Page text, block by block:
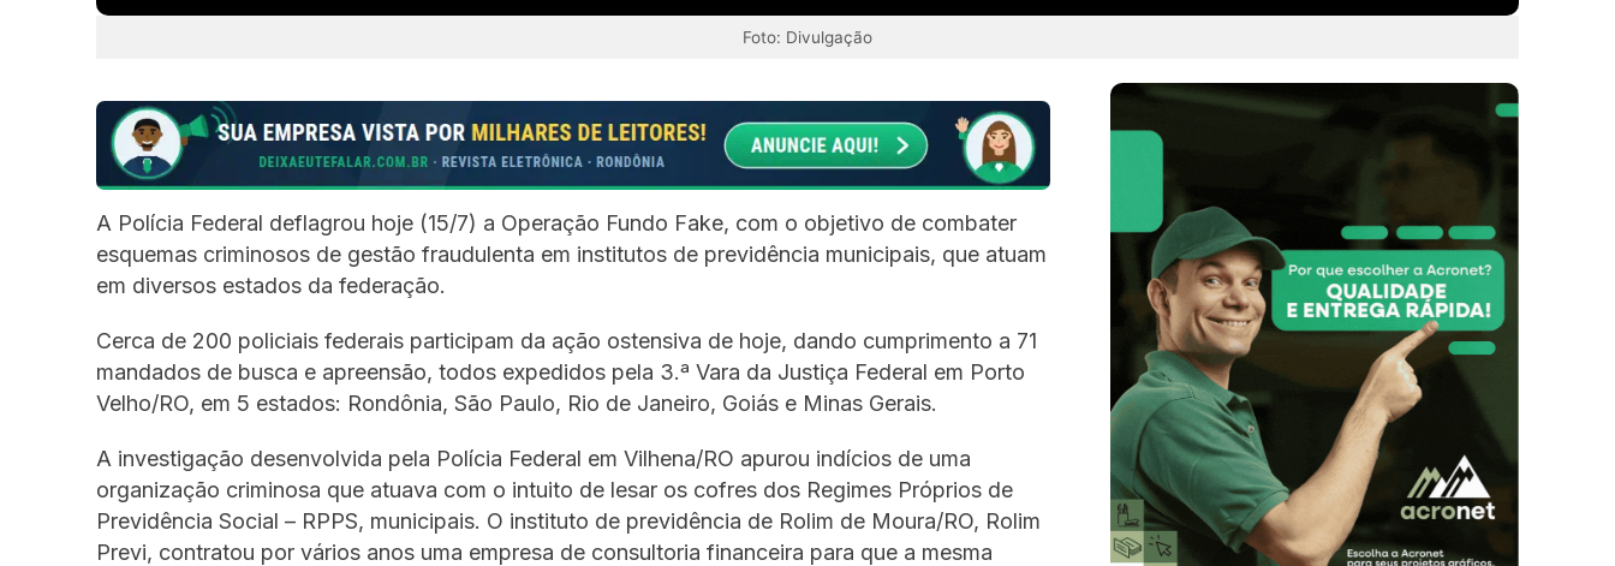
Foto: Divulgação
A Polícia Federal deflagrou hoje (15/7) a Operação Fundo Fake, com o objetivo de combater
esquemas criminosos de gestão fraudulenta em institutos de previdência municipais, que atuam
em diversos estados da federação.
Cerca de 200 policiais federais participam da ação ostensiva de hoje, dando cumprimento a 71
mandados de busca e apreensão, todos expedidos pela 3.ª Vara da Justiça Federal em Porto
Velho/RO, em 5 estados: Rondônia, São Paulo, Rio de Janeiro, Goiás e Minas Gerais.
A investigação desenvolvida pela Polícia Federal em Vilhena/RO apurou indícios de uma
organização criminosa que atuava com o intuito de lesar os cofres dos Regimes Próprios de
Previdência Social – RPPS, municipais. O instituto de previdência de Rolim de Moura/RO, Rolim
Previ, contratou por vários anos uma empresa de consultoria financeira para que a mesma